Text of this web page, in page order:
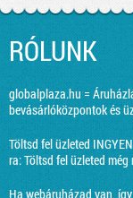
RÓLUNK
globalplaza.hu =
bevásárlóközpontok és
Töltsd fel üzleted
ra:Töltsd fel üzleted még
Ha webáruházad van,